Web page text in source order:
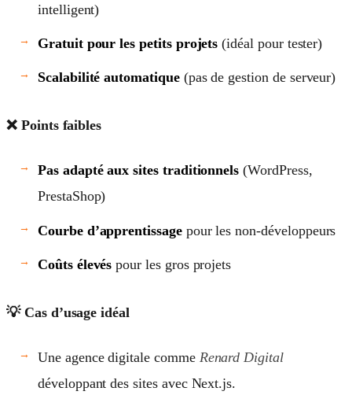
intelligent)
Gratuit pour les petits projets (idéal pour tester)
Scalabilité automatique(pas de gestion de serveur)
❌ Points faibles
Pas adapté aux sites traditionnels (WordPress,
PrestaShop)
Courbe d’apprentissagepour les non-développeurs
Coûts élevés pour les gros projets
💡 Cas d’usage idéal
Une agence digitale comme Renard Digital
développant des sites avec Next.js.